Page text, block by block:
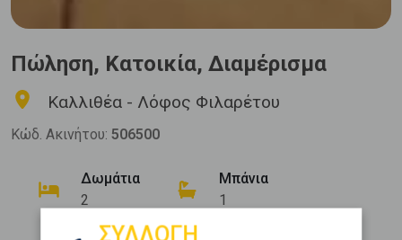
Πώληση, Κατοικία, Διαμέρισμα
Καλλιθέα - Λόφος Φιλαρέτου
Κώδ. Ακινήτου: 506500
Δωμάτια
2
Μπάνια
1
Όροφος
ΣΥΛΛΟΓΗ